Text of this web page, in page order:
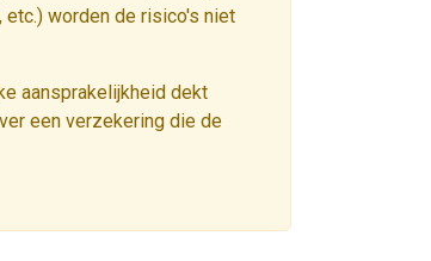
worden de risico's niet
aansprakelijkheid dekt
een verzekering die de